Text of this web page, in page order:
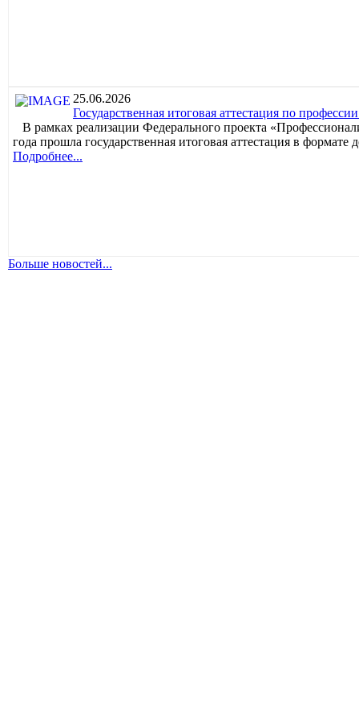
25.06.2026
Государственная итоговая аттестация по
В рамках реализации Федерального проекта
года прошла государственная итоговая аттестация в
Подробнее...
Больше новостей...